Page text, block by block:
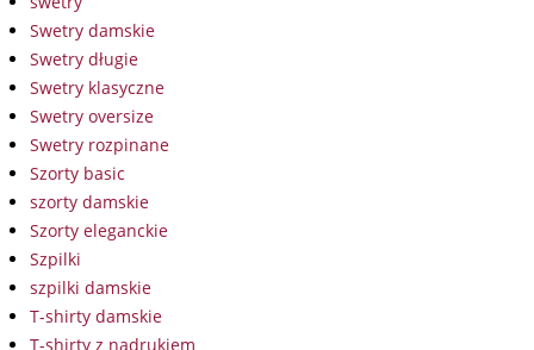
Swetry damskie
Swetry długie
Swetry klasyczne
Swetry oversize
Swetry rozpinane
Szorty basic
szorty damskie
Szorty eleganckie
Szpilki
szpilki damskie
T-shirty damskie
T-shirty z nadrukiem